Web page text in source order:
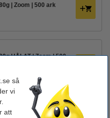
så
vi
att
| Zoom | 500 ark
HÅLAT | Zoom | 500